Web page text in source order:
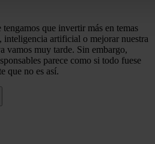
sus preferencias en la
web se usan para personalizar el
de redes sociales y
información sobre el uso que
de redes sociales,
que invertir más en temas
inteligencia artificial o mejorar nuestra
vamos muy tarde. Sin embargo,
parece como si todo fuese
que no es así.